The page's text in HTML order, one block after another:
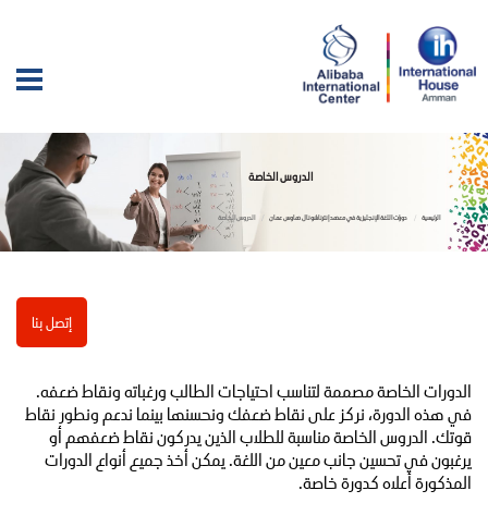
الدروس الخاصة
الرئيسية دورات اللغة الإنجليزية في معهد إنترناشونال هاوس عمان الدروس الخاصة
إتصل بنا
الدورات الخاصة مصممة لتناسب احتياجات الطالب ورغباته ونقاط ضعفه.
في هذه الدورة، نركز على نقاط ضعفك ونحسنها بينما ندعم ونطور نقاط
قوتك. الدروس الخاصة مناسبة للطلاب الذين يدركون نقاط ضعفهم أو
يرغبون في تحسين جانب معين من اللغة. يمكن أخذ جميع أنواع الدورات
المذكورة أعلاه كدورة خاصة.